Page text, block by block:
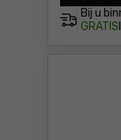
Bij u
GRATIS